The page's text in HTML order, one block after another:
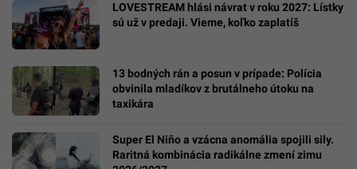
LOVESTREAM hlási návrat v roku 2027: Lístky
sú už v predaji. Vieme, koľko zaplatíš
13 bodných rán a posun v prípade: Polícia
obvinila mladíkov z brutálneho útoku na
taxikára
Super El Niño a vzácna anomália spojili sily.
Raritná kombinácia radikálne zmení zimu